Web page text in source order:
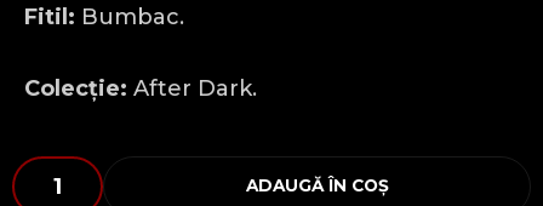
Fitil: Bumbac.
Colecție: After Dark.
Cantitate
INHALE
ADAUGĂ ÎN COȘ